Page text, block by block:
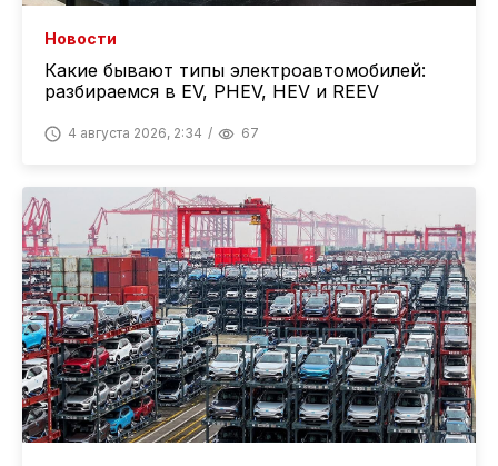
Новости
Какие бывают типы электроавтомобилей:
разбираемся в EV, PHEV, HEV и REEV
4 августа 2026, 2:34 67